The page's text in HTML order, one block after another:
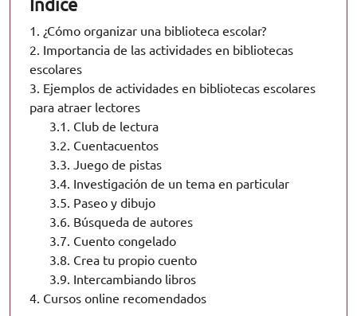
Índice
1. ¿Cómo organizar una biblioteca escolar?
2. Importancia de las actividades en bibliotecas
escolares
3. Ejemplos de actividades en bibliotecas escolares
para atraer lectores
3.1. Club de lectura
3.2. Cuentacuentos
3.3. Juego de pistas
3.4. Investigación de un tema en particular
3.5. Paseo y dibujo
3.6. Búsqueda de autores
3.7. Cuento congelado
3.8. Crea tu propio cuento
3.9. Intercambiando libros
4. Cursos online recomendados